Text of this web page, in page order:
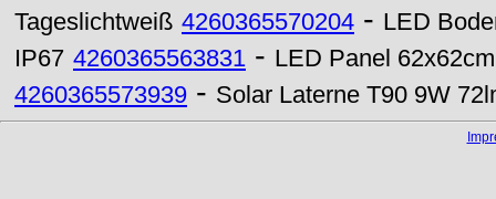
Tageslichtweiß 4260365570204 - LED
IP67 4260365563831 - LED Panel
4260365573939 - Solar Laterne T90 9W